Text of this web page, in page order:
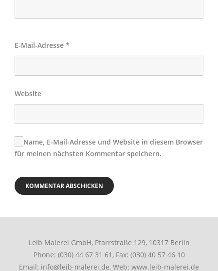
E-Mail-Adresse *
Website
Name, E-Mail-Adresse und Website in diesem Browser
für meinen nächsten Kommentar speichern.
Leib Malerei GmbH, Pfarrstraße 129, 10317 Berlin
Phone: (030) 44 67 31 61, Fax: (030) 40 57 46 10
Email: info@leib-malerei.de, Web: www.leib-malerei.de